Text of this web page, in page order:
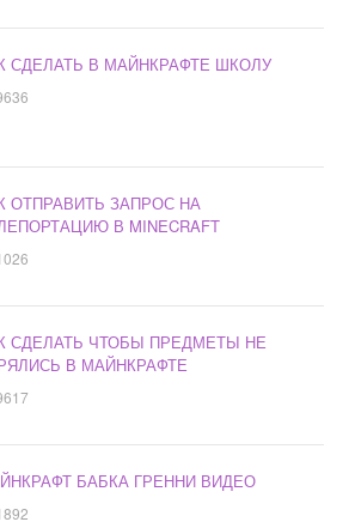
СДЕЛАТЬ В МАЙНКРАФТЕ ШКОЛУ
ОТПРАВИТЬ ЗАПРОС НА
В MINECRAFT
СДЕЛАТЬ ЧТОБЫ ПРЕДМЕТЫ НЕ
В МАЙНКРАФТЕ
БАБКА ГРЕННИ ВИДЕО